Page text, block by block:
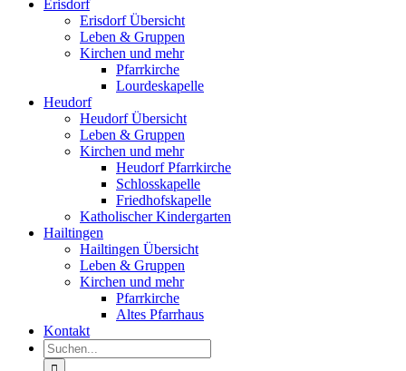
Erisdorf
Erisdorf Übersicht
Leben & Gruppen
Kirchen und mehr
Pfarrkirche
Lourdeskapelle
Heudorf
Heudorf Übersicht
Leben & Gruppen
Kirchen und mehr
Heudorf Pfarrkirche
Schlosskapelle
Friedhofskapelle
Katholischer Kindergarten
Hailtingen
Hailtingen Übersicht
Leben & Gruppen
Kirchen und mehr
Pfarrkirche
Altes Pfarrhaus
Kontakt
Suche
nach: